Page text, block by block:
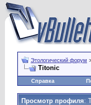
Этологический форум
Titonic
Справка
Просмотр профиля: